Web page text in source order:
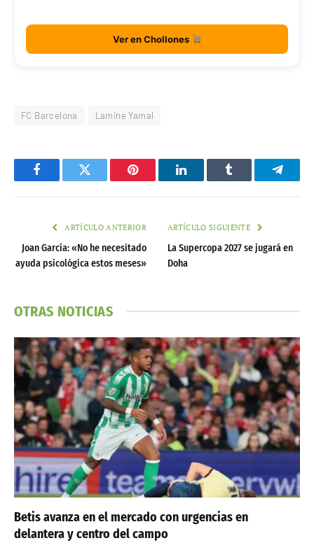
Ver en Chollones
FC Barcelona Lamine Yamal
FacebookTwitter Pinterest LinkedInTumblr
ARTÍCULO ANTERIOR
Joan García: «No he necesitado
ayuda psicológica estos meses»
ARTÍCULO SIGUIENTE
La Supercopa 2027 se jugará en
Doha
OTRAS NOTICIAS
Betis avanza en el mercado con urgencias en
delantera y centro del campo